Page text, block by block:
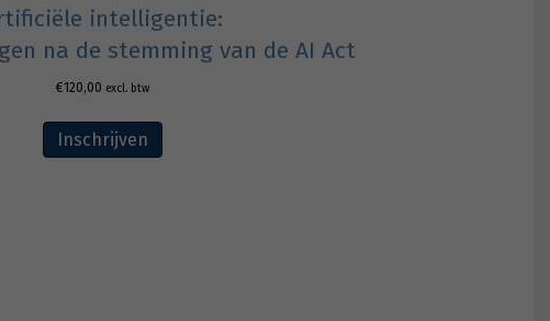
intelligentie:
na de stemming van de AI Act
€120,00 excl. btw
Inschrijven